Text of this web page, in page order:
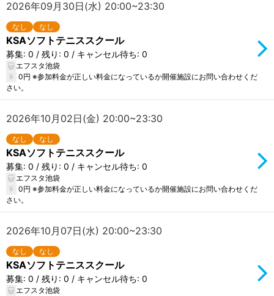
2026年09月30日(水) 20:00~23:30
なし なし
KSAソフトテニススクール
募集: 0 / 残り: 0 / キャンセル待ち: 0
エフスタ池袋
0円 ※参加料金が正しい料金になっているか開催施設にお問い合わせくだ
さい。
2026年10月02日(金) 20:00~23:30
なし なし
KSAソフトテニススクール
募集: 0 / 残り: 0 / キャンセル待ち: 0
エフスタ池袋
0円 ※参加料金が正しい料金になっているか開催施設にお問い合わせくだ
さい。
2026年10月07日(水) 20:00~23:30
なし なし
KSAソフトテニススクール
募集: 0 / 残り: 0 / キャンセル待ち: 0
エフスタ池袋